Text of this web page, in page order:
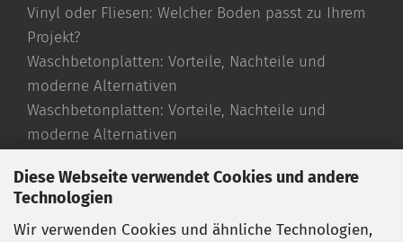
Diese Webseite verwendet Cookies und andere
Technologien
Wir verwenden Cookies und ähnliche Technologien,
Vinyl oder Fliesen: Welcher Boden passt zu Ihrem
Projekt?
Waschbetonplatten: Vorteile, Nachteile und
moderne Alternativen
Waschbetonplatten: Vorteile, Nachteile und
moderne Alternativen
hochwertig und langlebig
Der perfekte Bodenbelag für stilvolle
Außenbereiche